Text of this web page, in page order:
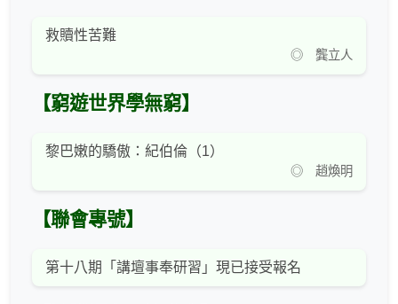
救贖性苦難
◎ 龔立人
【窮遊世界學無窮】
黎巴嫩的驕傲：紀伯倫（1）
◎ 趙煥明
【聯會專號】
第十八期「講壇事奉研習」現已接受報名